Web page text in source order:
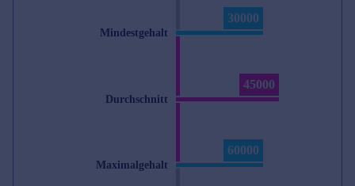
30000
Mindestgehalt
45000
Durchschnitt
60000
Maximalgehalt